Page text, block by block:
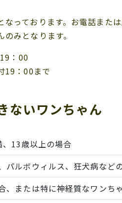
なっております。お電話また
みとなります。
：00
19：00まで
ないワンちゃん
13歳以上の場合
パルボウィルス、狂犬病など
、または特に神経質なワンち